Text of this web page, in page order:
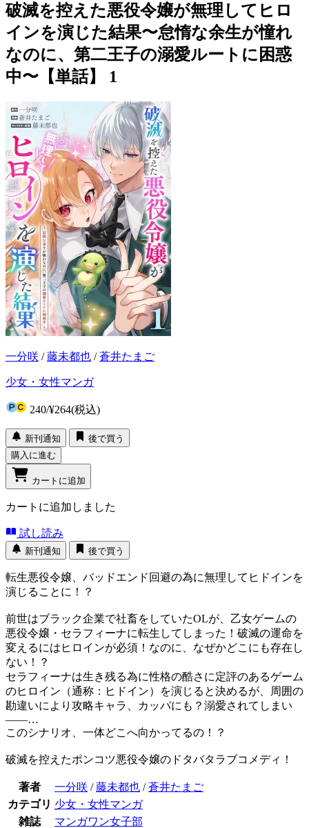
破滅を控えた悪役令嬢が無理してヒロ
インを演じた結果〜怠惰な余生が憧れ
なのに、第二王子の溺愛ルートに困惑
中〜【単話】 1
一分咲 /藤未都也 /蒼井たまご
少女・女性マンガ
240/¥264(税込)
新刊通知
後で買う
購入に進む
カートに追加
カートに追加しました
試し読み
新刊通知 後で買う
転生悪役令嬢、バッドエンド回避の為に無理してヒドインを
演じることに！？
前世はブラック企業で社畜をしていたOLが、乙女ゲームの
悪役令嬢・セラフィーナに転生してしまった！破滅の運命を
変えるにはヒロインが必須！なのに、なぜかどこにも存在し
ない！？
セラフィーナは生き残る為に性格の酷さに定評のあるゲーム
のヒロイン（通称：ヒドイン）を演じると決めるが、周囲の
勘違いにより攻略キャラ、カッパにも？溺愛されてしまい
――…
このシナリオ、一体どこへ向かってるの！？
破滅を控えたポンコツ悪役令嬢のドタバタラブコメディ！
著者 一分咲 /藤未都也 /蒼井たまご
カテゴリ 少女・女性マンガ
雑誌
マンガワン女子部